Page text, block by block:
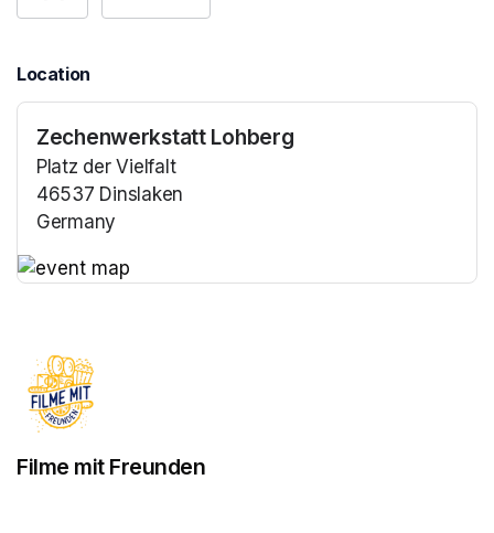
Location
Zechenwerkstatt Lohberg
Platz der Vielfalt
46537 Dinslaken
Germany
Filme mit Freunden